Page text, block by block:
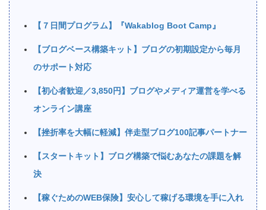
【７日間プログラム】『Wakablog Boot Camp』
【ブログベース構築キット】ブログの初期設定から毎月
のサポート対応
【初心者歓迎／3,850円】ブログやメディア運営を学べる
オンライン講座
【挫折率を大幅に軽減】伴走型ブログ100記事パートナー
【スタートキット】ブログ構築で悩むあなたの課題を解
決
【稼ぐためのWEB保険】安心して稼げる環境を手に入れ